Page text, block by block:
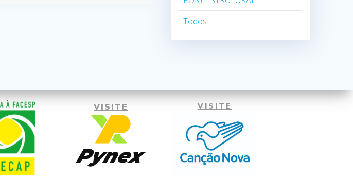
Todos
VISITE VISITE